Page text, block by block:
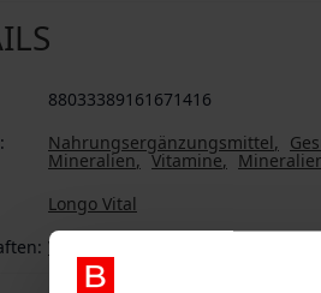
88033389161671416
Nahrungsergänzungsmittel
Mineralien Vitamine
Longo Vital
Vegan